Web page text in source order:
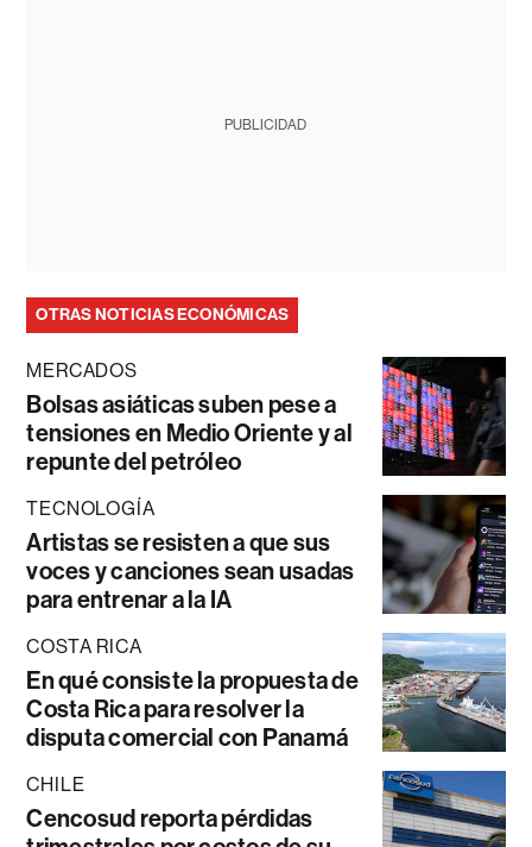
PUBLICIDAD
OTRAS NOTICIAS ECONÓMICAS
MERCADOS
Bolsas asiáticas suben pese a
tensiones en Medio Oriente y al
repunte del petróleo
TECNOLOGÍA
Artistas se resisten a que sus
voces y canciones sean usadas
para entrenar a la IA
COSTA RICA
En qué consiste la propuesta de
Costa Rica para resolver la
disputa comercial con Panamá
CHILE
Cencosud reporta pérdidas